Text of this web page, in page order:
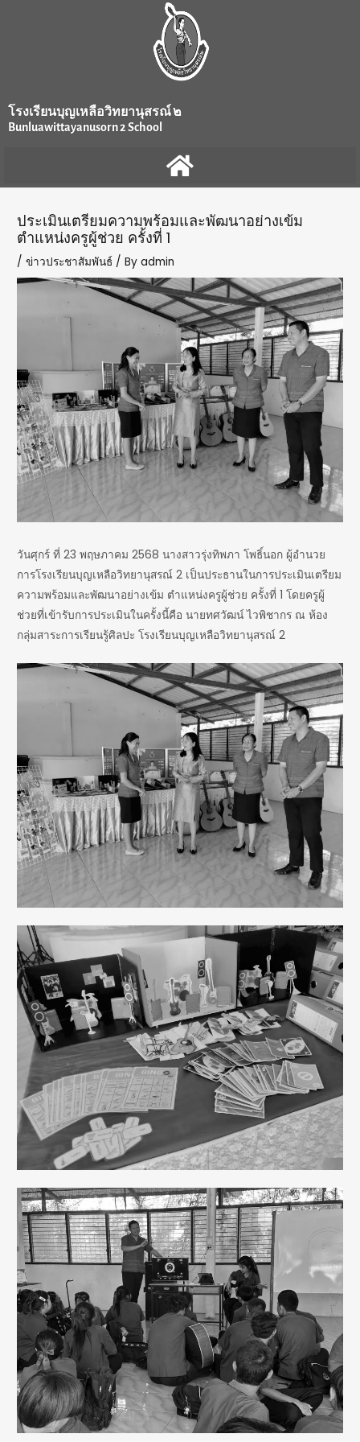
โรงเรียนบุญเหลือวิทยานุสรณ์ ๒
Bunluawittayanusorn 2 School
ประเมินเตรียมความพร้อมและพัฒนาอย่างเข้ม
ตำแหน่งครูผู้ช่วย ครั้งที่ 1
/ข่าวประชาสัมพันธ์ / Byadmin
วันศุกร์ ที่ 23 พฤษภาคม 2568 นางสาวรุ่งทิพภา โพธิ์นอก ผู้อำนวย
การโรงเรียนบุญเหลือวิทยานุสรณ์ 2 เป็นประธานในการประเมินเตรียม
ความพร้อมและพัฒนาอย่างเข้ม ตำแหน่งครูผู้ช่วย ครั้งที่ 1 โดยครูผู้
ช่วยที่เข้ารับการประเมินในครั้งนี้คือ นายทศวัฒน์ ไวพิชากร ณ ห้อง
กลุ่มสาระการเรียนรู้ศิลปะ โรงเรียนบุญเหลือวิทยานุสรณ์ 2